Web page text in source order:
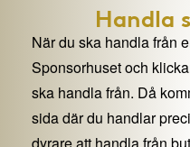
Handla
När du ska handla från
Sponsorhuset och
ska handla från. Då
sida där du handlar